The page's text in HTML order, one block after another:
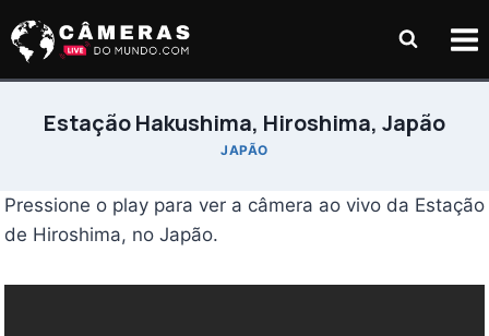
para
Estação Hakushima, Hiroshima, Japão
JAPÃO
Pressione o play para ver a câmera ao vivo da Estação
de Hiroshima, no Japão.